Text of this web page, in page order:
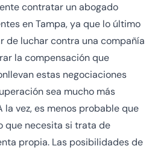
contratar un abogado
en Tampa, ya que lo último
de luchar contra una compañía
la compensación que
estas negociaciones
sea mucho más
vez, es menos probable que
que necesita si trata de
propia. Las posibilidades de